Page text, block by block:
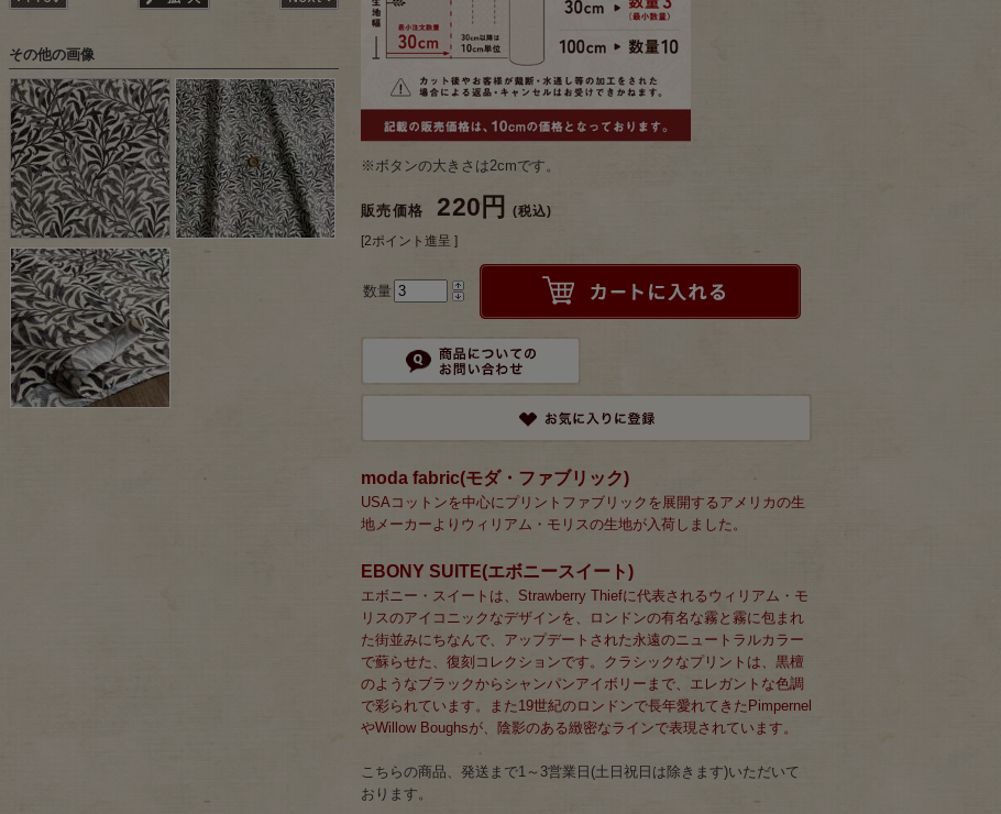
※ボタンの大きさは2cmです。
販売価格 220円 (税込)
[2ポイント進呈 ]
数量
moda fabric(モダ・ファブリック)
USAコットンを中心にプリントファブリックを展開するアメリカの生
地メーカーよりウィリアム・モリスの生地が入荷しました。
EBONY SUITE(エボニースイート)
エボニー・スイートは、Strawberry Thiefに代表されるウィリアム・モ
リスのアイコニックなデザインを、ロンドンの有名な霧と霧に包まれ
た街並みにちなんで、アップデートされた永遠のニュートラルカラー
で蘇らせた、復刻コレクションです。クラシックなプリントは、黒檀
のようなブラックからシャンパンアイボリーまで、エレガントな色調
で彩られています。また19世紀のロンドンで長年愛れてきたPimpernel
やWillow Boughsが、陰影のある緻密なラインで表現されています。
こちらの商品、発送まで1～3営業日(土日祝日は除きます)いただいて
おります。
その他の画像